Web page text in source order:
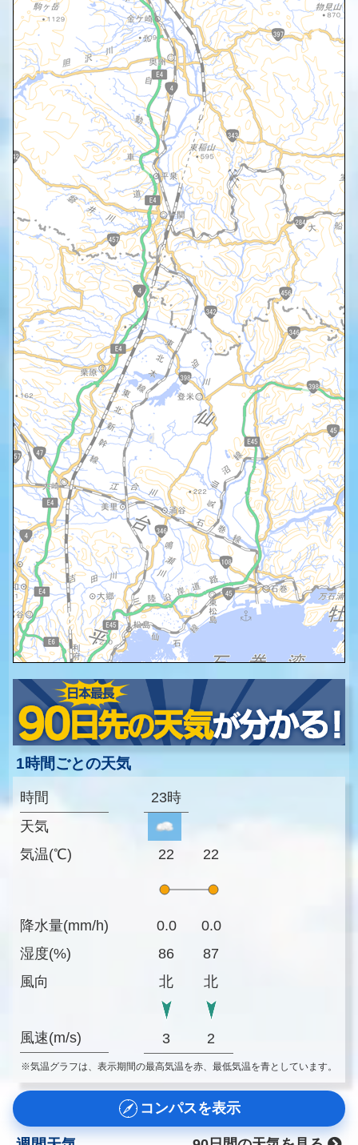
1時間ごとの天気
時間
天気
気温(℃)
降水量(mm/h)
湿度(%)
風向
風速(m/s)
23時
22 22
0.0
0.0
86
87
北
北
3 2
※気温グラフは、表示期間の最高気温を赤、最低気温を青としています。
コンパスを表示